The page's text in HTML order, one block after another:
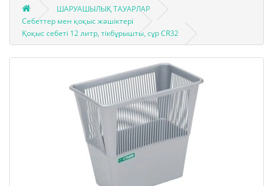
ШАРУАШЫЛЫҚ ТАУАРЛАР
Себеттер мен қоқыс жәшіктері
Қоқыс себеті 12 литр, тікбұрышты, сұр CR32